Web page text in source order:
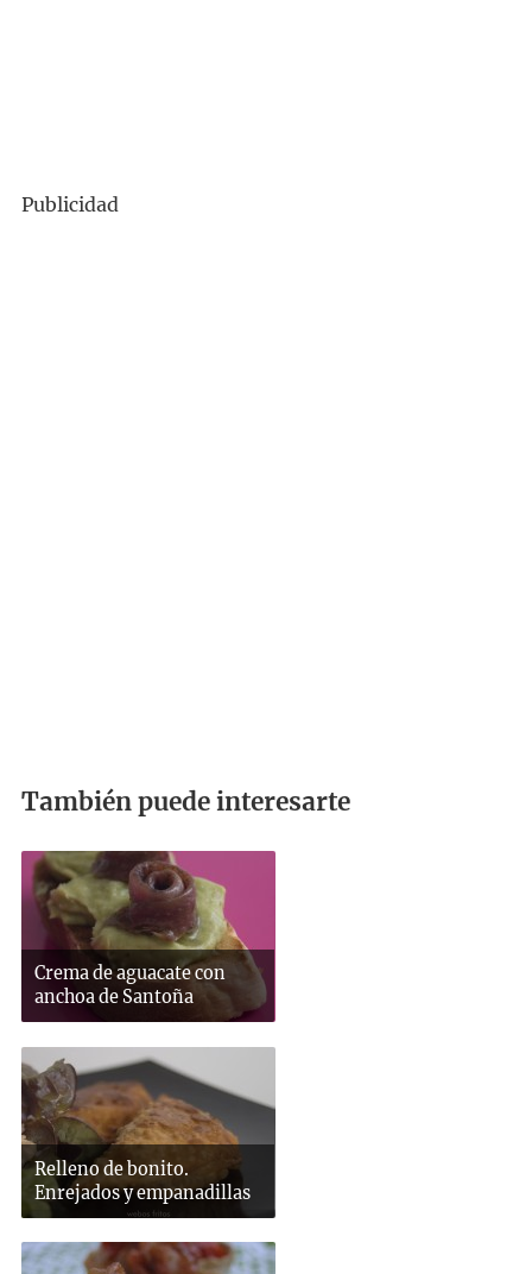
Publicidad
También puede interesarte
Crema de aguacate con
anchoa de Santoña
Relleno de bonito.
Enrejados y empanadillas